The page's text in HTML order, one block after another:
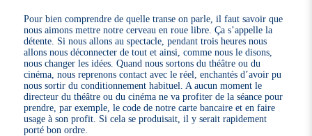
Pour bien comprendre de quelle transe on parle, il faut savoir que
nous aimons mettre notre cerveau en roue libre. Ça s’appelle la
détente. Si nous allons au spectacle, pendant trois heures nous
allons nous déconnecter de tout et ainsi, comme nous le disons,
nous changer les idées. Quand nous sortons du théâtre ou du
cinéma, nous reprenons contact avec le réel, enchantés d’avoir pu
nous sortir du conditionnement habituel. A aucun moment le
directeur du théâtre ou du cinéma ne va profiter de la séance pour
prendre, par exemple, le code de notre carte bancaire et en faire
usage à son profit. Si cela se produisait, il y serait rapidement
porté bon ordre.